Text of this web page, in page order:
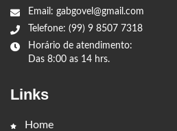
Email: gabgovel@gmail.com
Telefone: (99) 9 8507 7318
Horário de atendimento:
Das 8:00 as 14 hrs.
Links
Home